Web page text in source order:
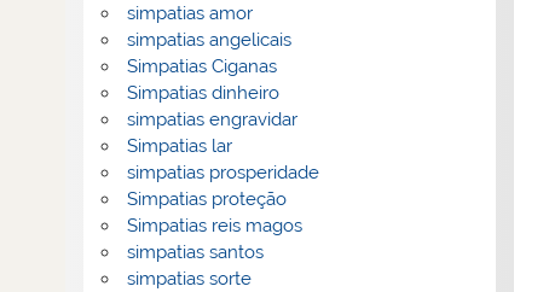
simpatias amor
simpatias angelicais
Simpatias Ciganas
Simpatias dinheiro
simpatias engravidar
Simpatias lar
simpatias prosperidade
Simpatias proteção
Simpatias reis magos
simpatias santos
simpatias sorte